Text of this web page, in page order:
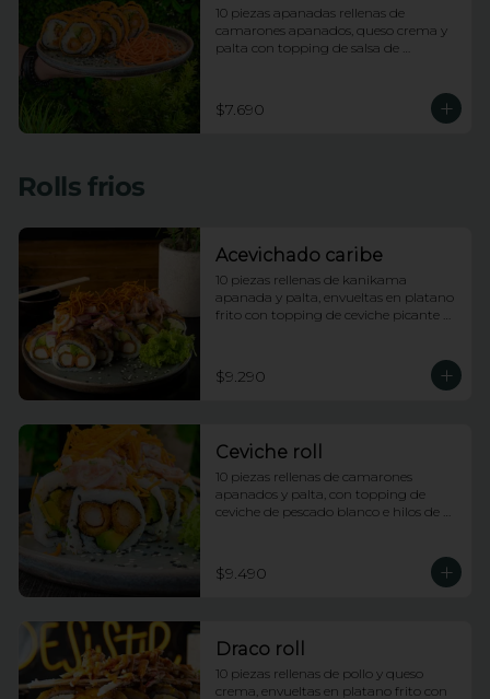
10 piezas apanadas rellenas de
camarones apanados, queso crema y
palta con topping de salsa de
$7.690
Rolls frios
Acevichado caribe
10 piezas rellenas de kanikama
apanada y palta, envueltas en platano
frito con topping de ceviche picante de
$9.290
Ceviche roll
10 piezas rellenas de camarones
apanados y palta, con topping de
ceviche de pescado blanco e hilos de
$9.490
Draco roll
10 piezas rellenas de pollo y queso
crema, envueltas en platano frito con